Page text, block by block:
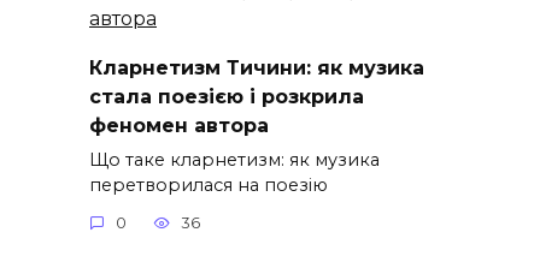
Кларнетизм Тичини: як музика
стала поезією і розкрила
феномен автора
Що таке кларнетизм: як музика
перетворилася на поезію
0 36